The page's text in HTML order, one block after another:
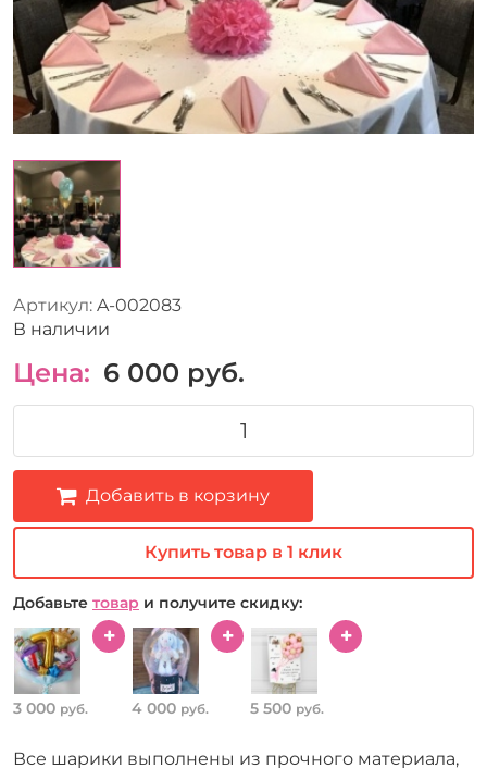
Артикул: A-002083
В наличии
Цена: 6 000 руб.
Добавить в корзину
Купить товар в 1 клик
Добавьте товар и получите скидку:
3 000 руб. 4 000 руб. 5 500 руб.
Все шарики выполнены из прочного материала,